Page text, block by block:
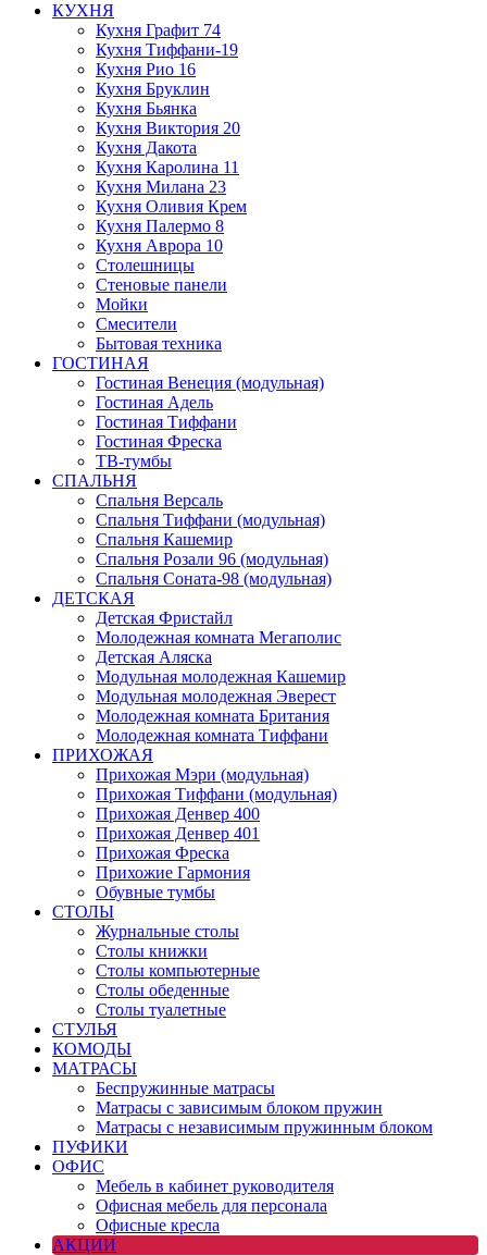
КУХНЯ
Кухня Графит 74
Кухня Тиффани-19
Кухня Рио 16
Кухня Бруклин
Кухня Бьянка
Кухня Виктория 20
Кухня Дакота
Кухня Каролина 11
Кухня Милана 23
Кухня Оливия Крем
Кухня Палермо 8
Кухня Аврора 10
Столешницы
Стеновые панели
Мойки
Смесители
Бытовая техника
ГОСТИНАЯ
Гостиная Венеция (модульная)
Гостиная Адель
Гостиная Тиффани
Гостиная Фреска
ТВ-тумбы
СПАЛЬНЯ
Спальня Версаль
Спальня Тиффани (модульная)
Спальня Кашемир
Спальня Розали 96 (модульная)
Спальня Соната-98 (модульная)
ДЕТСКАЯ
Детская Фристайл
Молодежная комната Мегаполис
Детская Аляска
Модульная молодежная Кашемир
Модульная молодежная Эверест
Молодежная комната Британия
Молодежная комната Тиффани
ПРИХОЖАЯ
Прихожая Мэри (модульная)
Прихожая Тиффани (модульная)
Прихожая Денвер 400
Прихожая Денвер 401
Прихожая Фреска
Прихожие Гармония
Обувные тумбы
СТОЛЫ
Журнальные столы
Столы книжки
Столы компьютерные
Столы обеденные
Столы туалетные
СТУЛЬЯ
КОМОДЫ
МАТРАСЫ
Беспружинные матрасы
Матрасы с зависимым блоком пружин
Матрасы с независимым пружинным блоком
ПУФИКИ
ОФИС
Мебель в кабинет руководителя
Офисная мебель для персонала
Офисные кресла
АКЦИИ